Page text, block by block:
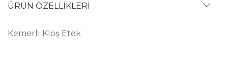
ÜRÜN ÖZELLİKLERİ
Kemerli Kloş Etek